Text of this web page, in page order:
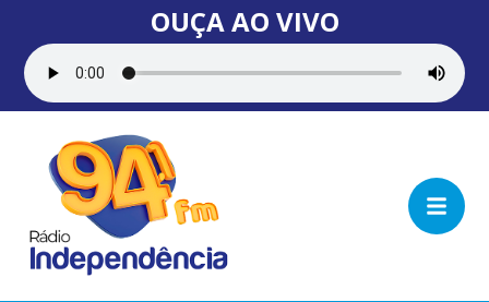
OUÇA AO VIVO